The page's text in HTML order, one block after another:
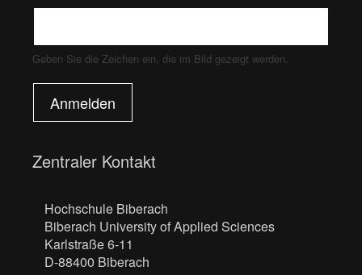
Geben Sie die Zeichen ein, die im Bild gezeigt werden.
Anmelden
Zentraler Kontakt
Hochschule Biberach
Biberach University of Applied Sciences
Karlstraße 6-11
D-88400 Biberach